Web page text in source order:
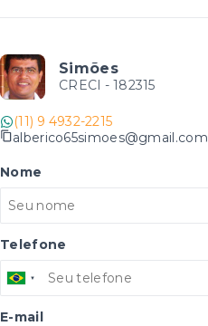
Simões
CRECI - 182315
(11) 9 4932-2215
alberico65simoes@gmail.com
Nome
Telefone
E-mail